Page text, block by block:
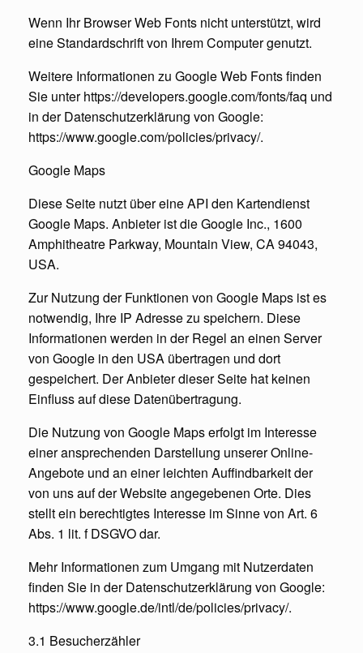
Wenn Ihr Browser Web Fonts nicht unterstützt, wird
eine Standardschrift von Ihrem Computer genutzt.
Weitere Informationen zu Google Web Fonts finden
Sie unter https://developers.google.com/fonts/faq und
in der Datenschutzerklärung von Google:
https://www.google.com/policies/privacy/.
Google Maps
Diese Seite nutzt über eine API den Kartendienst
Google Maps. Anbieter ist die Google Inc., 1600
Amphitheatre Parkway, Mountain View, CA 94043,
USA.
Zur Nutzung der Funktionen von Google Maps ist es
notwendig, Ihre IP Adresse zu speichern. Diese
Informationen werden in der Regel an einen Server
von Google in den USA übertragen und dort
gespeichert. Der Anbieter dieser Seite hat keinen
Einfluss auf diese Datenübertragung.
Die Nutzung von Google Maps erfolgt im Interesse
einer ansprechenden Darstellung unserer Online-
Angebote und an einer leichten Auffindbarkeit der
von uns auf der Website angegebenen Orte. Dies
stellt ein berechtigtes Interesse im Sinne von Art. 6
Abs. 1 lit. f DSGVO dar.
Mehr Informationen zum Umgang mit Nutzerdaten
finden Sie in der Datenschutzerklärung von Google:
https://www.google.de/intl/de/policies/privacy/.
3.1 Besucherzähler